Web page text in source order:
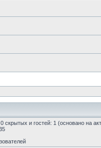
0 скрытых и гостей: 1 (основано на